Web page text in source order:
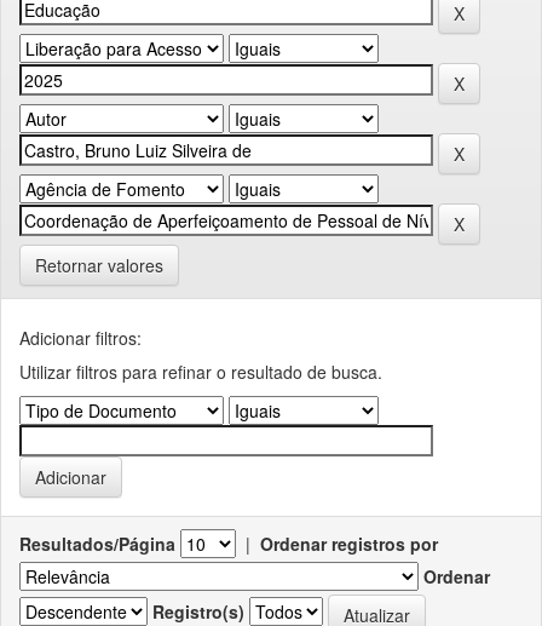
Retornar valores
Adicionar filtros:
Utilizar filtros para refinar o resultado de busca.
Resultados/Página | Ordenar registros por
Ordenar
Registro(s)